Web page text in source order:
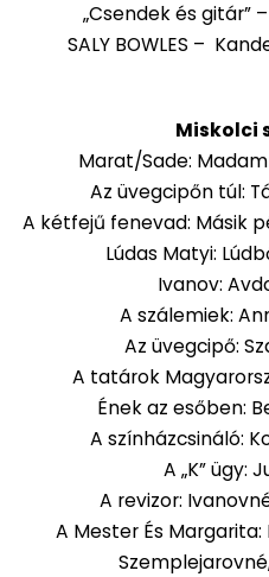
„Csendek és gitár”
SALY BOWLES –
Miskolci
Marat/Sade:
Az üvegcipőn túl:
A kétfejű fenevad: Másik
Lúdas Matyi:
Ivanov:
A szálemiek:
Az üvegcipő:
A tatárok
Ének az esőben:
A színházcsináló:
A „K” ügy:
A revizor:
A Mester És